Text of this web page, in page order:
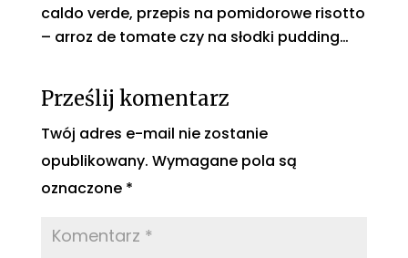
caldo verde, przepis na pomidorowe risotto
– arroz de tomate czy na słodki pudding…
Prześlij komentarz
Twój adres e-mail nie zostanie
opublikowany. Wymagane pola są
oznaczone *